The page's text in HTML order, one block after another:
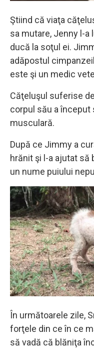
Ştiind că viaţa
sa mutare, Jenny l-a
ducă la soţul ei.
adăpostul
este şi un medic
Căţeluşul suferise
corpul său a
musculară.
După ce Jimmy a
hrănit şi l-a ajutat să
un nume puiului
În următoarele zile,
forţele din ce în ce
să vadă că blăniţa